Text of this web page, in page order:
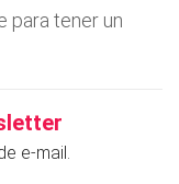
para tener un
e-mail.